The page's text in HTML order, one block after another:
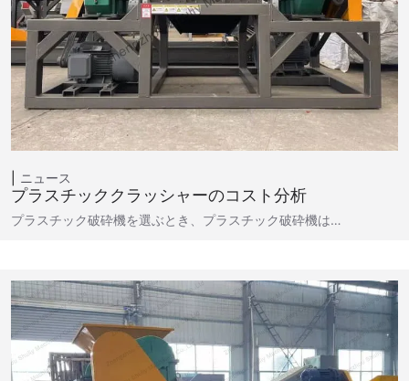
ニュース
プラスチッククラッシャーのコスト分析
プラスチック破砕機を選ぶとき、プラスチック破砕機は…